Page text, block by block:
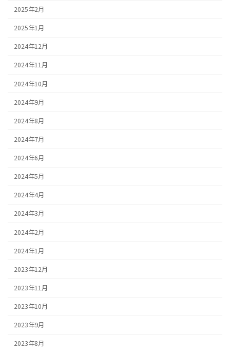
2025年2月
2025年1月
2024年12月
2024年11月
2024年10月
2024年9月
2024年8月
2024年7月
2024年6月
2024年5月
2024年4月
2024年3月
2024年2月
2024年1月
2023年12月
2023年11月
2023年10月
2023年9月
2023年8月